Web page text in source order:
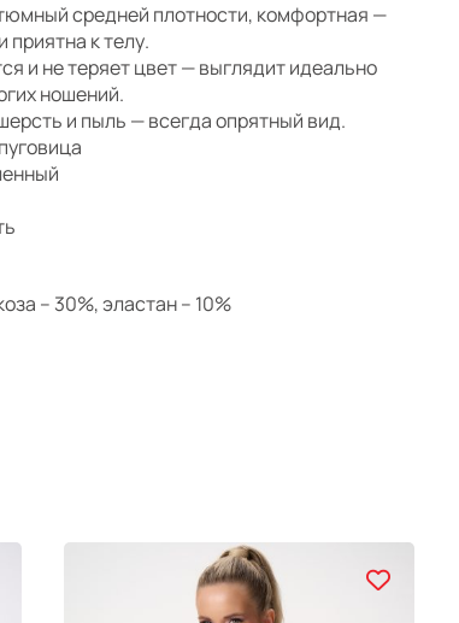
средней плотности, комфортная —
к телу.
и не теряет цвет — выглядит идеально
ношений.
и пыль — всегда опрятный вид.
– 30%, эластан – 10%